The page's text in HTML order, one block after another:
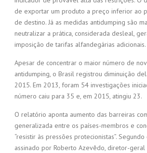
de exportar um produto a preço inferior ao
de destino. Já as medidas antidumping são
neutralizar a prática, considerada desleal,
imposição de tarifas alfandegárias adicionais.
Apesar de concentrar o maior número de
antidumping, o Brasil registrou diminuição
2015. Em 2013, foram 54 investigações
número caiu para 35 e, em 2015, atingiu 23.
O relatório aponta aumento das barreiras
generalizada entre os países-membros e
“resistir às pressões protecionistas”.
assinado por Roberto Azevêdo, diretor-geral